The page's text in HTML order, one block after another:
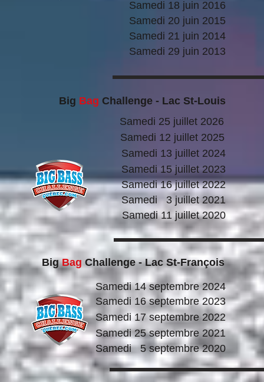
Samedi 18 juin 2016
Samedi 20 juin 2015
Samedi 21 juin 2014
Samedi 29 juin 2013
Big Bag Challenge - Lac St-Louis
Samedi 25 juillet 2026
Samedi 12 juillet 2025
Samedi 16 juillet 2022
Samedi 3 juillet 2021
Samedi 11 juillet 2020
Samedi 15 juillet 2023
Samedi 13 juillet 2024
BigBag Challenge - Lac St-François
Samedi 17 septembre 2022
Samedi 25 septembre 2021
Samedi 5 septembre 2020
Samedi 16 septembre 2023
Samedi 14 septembre 2024